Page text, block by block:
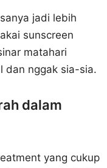
jadi lebih
sunscreen
matahari
dan nggak sia-sia.
dalam
yang cukup